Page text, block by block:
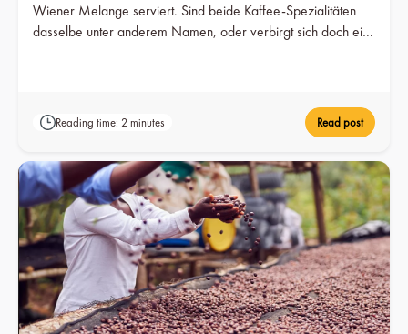
Wiener Melange serviert. Sind beide Kaffee-Spezialitäten
dasselbe unter anderem Namen, oder verbirgt sich doch ein
Reading time: 2 minutes Read post